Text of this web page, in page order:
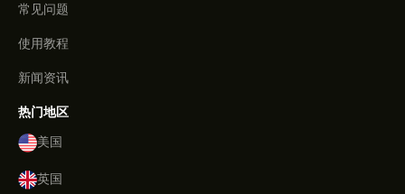
常见问题
使用教程
新闻资讯
热门地区
美国
英国